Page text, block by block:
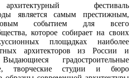
фестиваль
является самым престижным,
событием для всего
которое собирает на своих
площадках наиболее
архитекторов из России и
градостроительные
творческие студии и бюро